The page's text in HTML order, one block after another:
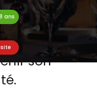
vin a été
dans en
et
son
ans